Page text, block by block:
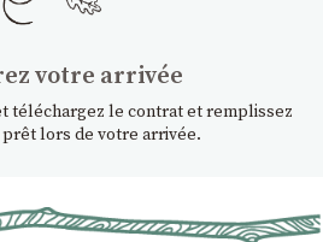
votre arrivée
téléchargez le contrat et remplissez
lors de votre arrivée.